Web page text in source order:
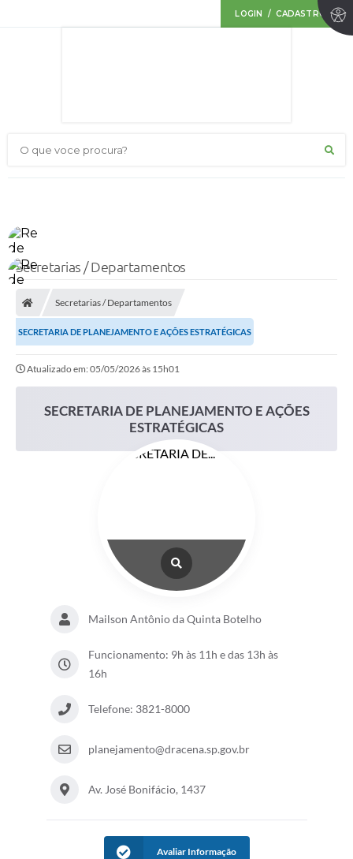
LOGIN / CADASTRO
O que voce procura?
Secretarias / Departamentos
Secretarias / Departamentos
SECRETARIA DE PLANEJAMENTO E AÇÕES ESTRATÉGICAS
Atualizado em: 05/05/2026 às 15h01
SECRETARIA DE PLANEJAMENTO E AÇÕES
ESTRATÉGICAS
Mailson Antônio da Quinta Botelho
Funcionamento: 9h às 11h e das 13h às
16h
Telefone: 3821-8000
planejamento@dracena.sp.gov.br
Av. José Bonifácio, 1437
Avaliar Informação